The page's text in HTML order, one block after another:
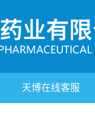
天博在线客服